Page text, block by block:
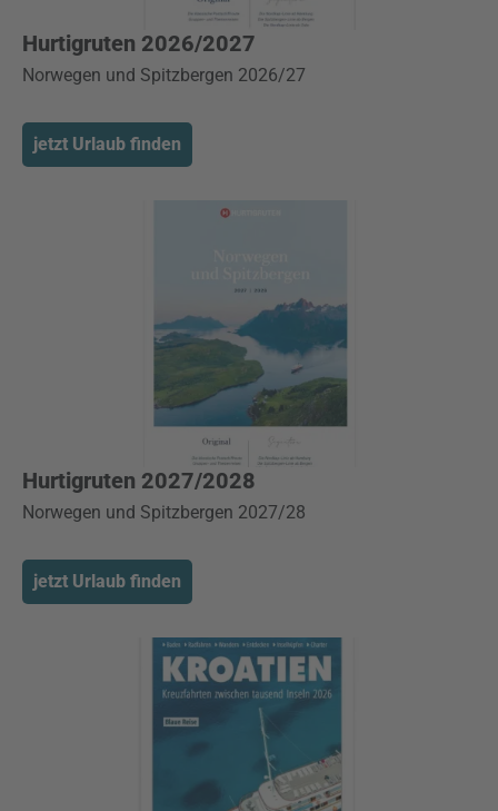
Hurtigruten 2026/2027
Norwegen und Spitzbergen 2026/27
jetzt Urlaub finden
Hurtigruten 2027/2028
Norwegen und Spitzbergen 2027/28
jetzt Urlaub finden